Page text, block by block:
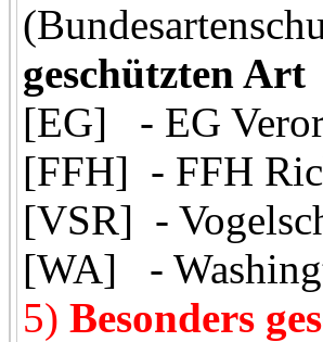
geschützten Art
[EG] - EG
[FFH] - FFH
[VSR] -
[WA] -
5) Besonders